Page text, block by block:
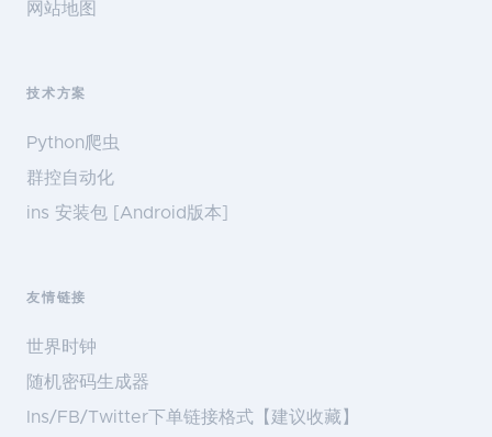
网站地图
技术方案
Python爬虫
群控自动化
ins 安装包 [Android版本]
友情链接
世界时钟
随机密码生成器
Ins/FB/Twitter下单链接格式【建议收藏】